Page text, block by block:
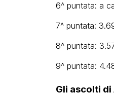
6^ puntata: a
7^ puntata:
8^ puntata:
9^ puntata:
Gli ascolti di